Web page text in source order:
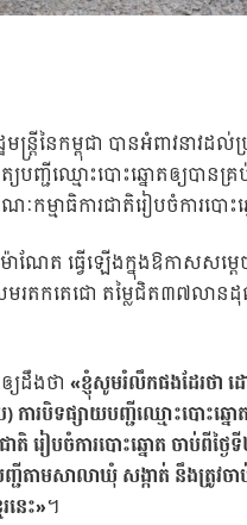
ដីនៃកម្ពុជា បានអំពាវនាវដល់
ញ្ជីឈ្មោះបោះឆ្នោតឲ្យបានគ្រ
ម្មាធិការជាតិរៀបចំការបោះ
ាណែត ធ្វើឡើងក្នុងឱកាសសម្ដ
រតកតេជោ តម្លៃជិត៣៧លានដុល្
យដឹងថា «ខ្ញុំសូមរំលឹកផងដែរថា
ការបិទផ្សាយបញ្ជីឈ្មោះបោះឆ្នោ
តិ រៀបចំការបោះឆ្នោត ចាប់ពីថ្
តាមសាលាឃុំ សង្កាត់ នឹងត្រូវចា
េះ»។